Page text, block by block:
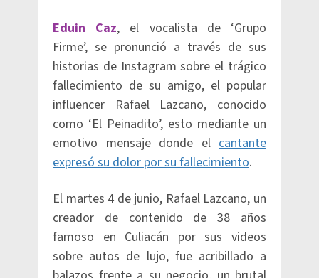
Eduin Caz, el vocalista de ‘Grupo
Firme’, se pronunció a través de sus
historias de Instagram sobre el trágico
fallecimiento de su amigo, el popular
influencer Rafael Lazcano, conocido
como ‘El Peinadito’, esto mediante un
emotivo mensaje donde el cantante
expresó su dolor por su fallecimiento.
El martes 4 de junio, Rafael Lazcano, un
creador de contenido de 38 años
famoso en Culiacán por sus videos
sobre autos de lujo, fue acribillado a